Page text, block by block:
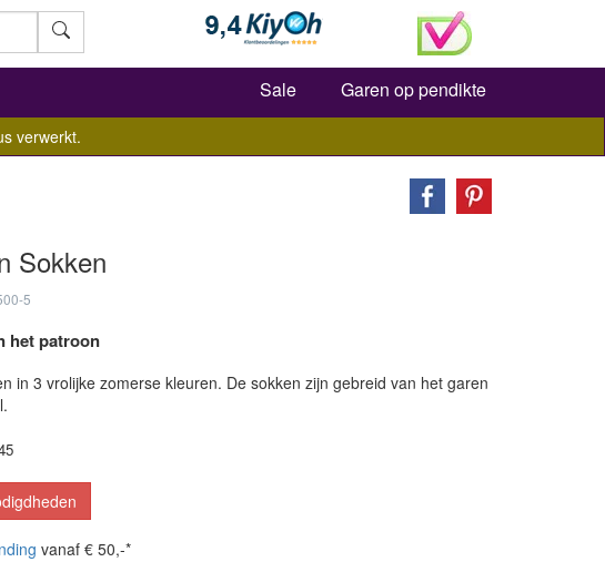
Zoeken
Sale Garen op pendikte
verwerkt.
Sokken
5
het patroon
in 3 vrolijke zomerse kleuren. De sokken zijn gebreid van het garen
vanaf € 50,-*